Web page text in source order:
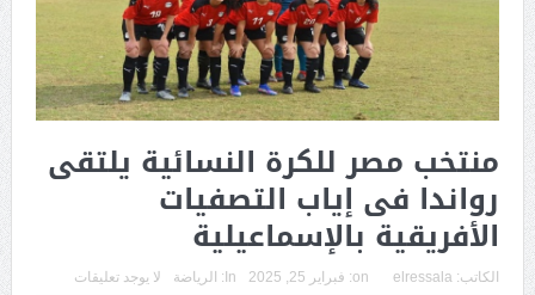
منتخب مصر للكرة النسائية يلتقى
رواندا فى إياب التصفيات
الأفريقية بالإسماعيلية
الكاتب: elressala
on: فبراير 25, 2025 In: الرياضة لا يوجد تعليقات